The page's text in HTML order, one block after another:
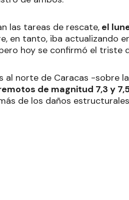
las tareas de rescate, el
en tanto, iba actualizando
hoy se confirmó el triste
norte de Caracas -sobre
de magnitud 7,3 y
de los daños